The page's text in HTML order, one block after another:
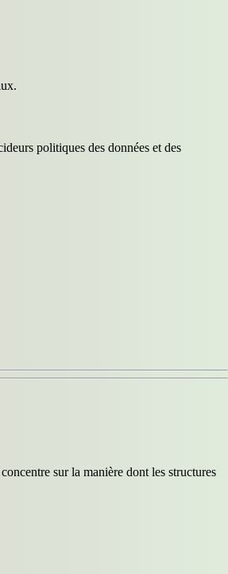
politiques des données et des
sur la manière dont les structures